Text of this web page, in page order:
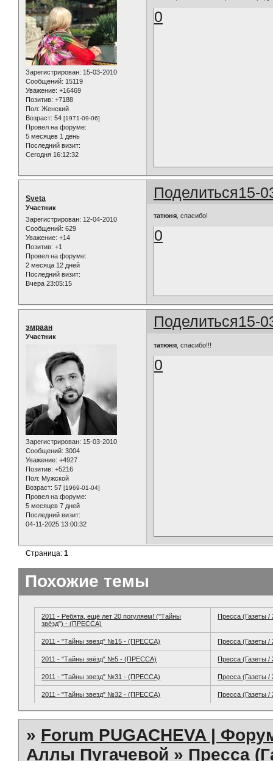
Зарегистрирован: 15-03-2010
Сообщений: 15119
Уважение: +16469
Позитив: +7188
Пол: Женский
Возраст: 54 [1971-09-06]
Провел на форуме:
5 месяцев 1 день
Последний визит:
Сегодня 16:12:32
0
Поделиться15-
Sveta
Участник
Зарегистрирован: 12-04-2010
Сообщений: 629
Уважение: +14
Позитив: +1
Провел на форуме:
2 месяца 12 дней
Последний визит:
Вчера 23:05:15
татюня, спасибо!
0
Поделиться15-
эмраан
Участник
Зарегистрирован: 15-03-2010
Сообщений: 3004
Уважение: +4927
Позитив: +5216
Пол: Мужской
Возраст: 57 [1969-01-04]
Провел на форуме:
5 месяцев 7 дней
Последний визит:
04-11-2025 13:00:32
татюня , спасибо!!!
0
Страница:1
Похожие темы
2011 - Ребята, ещё лет 20 погуляем! ("Тайны
звёзд") - (ПРЕССА)
Пресса (Газеты
2011 - "Тайны звезд" №15 - (ПРЕССА) Пресса (Газеты
2011 - "Тайны звёзд" №5 - (ПРЕССА) Пресса (Газеты
2011 - "Тайны звезд" №31 - (ПРЕССА) Пресса (Газеты
2011 - "Тайны звезд" №32 - (ПРЕССА) Пресса (Газеты
» Forum PUGACHEVA |
Аллы Пугачевой » Пресса